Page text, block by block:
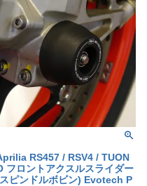
RS457 / RSV4 / TUON
フロントアクスルスライダー
ピンドルボビン) Evotech P